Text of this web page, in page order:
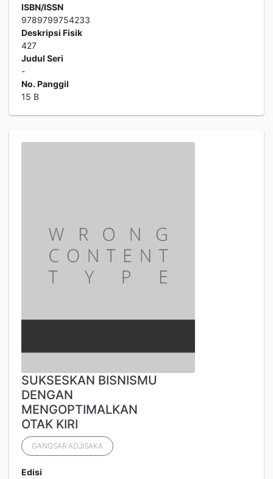
ISBN/ISSN
9789799754233
Deskripsi Fisik
427
Judul Seri
-
No. Panggil
15 B
SUKSESKAN BISNISMU
DENGAN
MENGOPTIMALKAN
OTAK KIRI
GANGSAR ADJISAKA
Edisi